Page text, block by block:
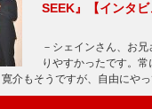
SEEK』【インタビ
－シェインさん、お
りやすかったです。
介もそうですが、自由にや